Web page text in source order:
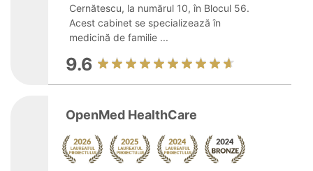
Cernătescu, la numărul 10, în Blocul 56.
Acest cabinet se specializează în
medicină de familie ...
9.6
OpenMed HealthCare